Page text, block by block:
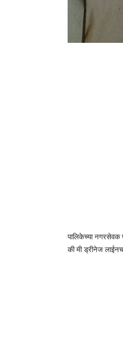
पालिकेच्या नगरसेवक
की मी ड्रीनेज